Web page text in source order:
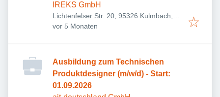
IREKS GmbH
Lichtenfelser Str. 20, 95326 Kulmbach,
Deutschland
Veröffentlicht:
vor 5 Monaten
Ausbildung zum Technischen
Produktdesigner (m/w/d) - Start:
01.09.2026